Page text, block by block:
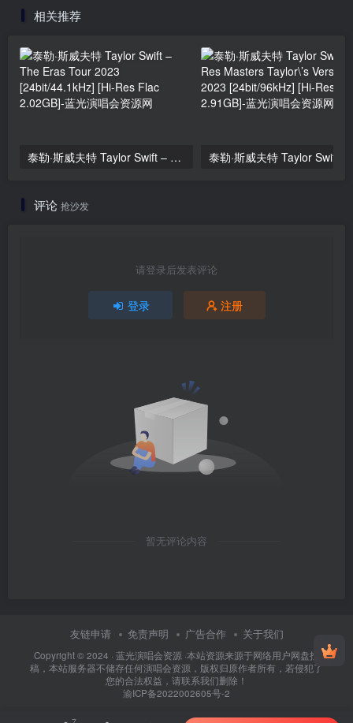
相关推荐
泰勒·斯威夫特 Taylor Swift – The Eras Tour 2023 [24bit/44.1kHz] [Hi-Res Flac 2.02GB]
评论 抢沙发
请登录后发表评论
登录 注册
暂无评论内容
友链申请 免责声明 广告合作 关于我们
Copyright © 2024 · 蓝光演唱会资源 ·本站资源来源于网络用户网盘投
稿，本站服务器不储存任何演唱会资源，版权归原作者所有，若侵犯了
您的合法权益，请联系我们删除！
渝ICP备2022002605号-2